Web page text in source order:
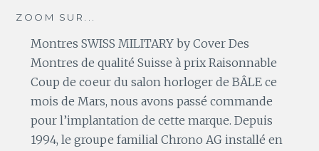
ZOOM SUR...
Montres SWISS MILITARY by Cover Des
Montres de qualité Suisse à prix Raisonnable
Coup de coeur du salon horloger de BÂLE ce
mois de Mars, nous avons passé commande
pour l’implantation de cette marque. Depuis
1994, le groupe familial Chrono AG installé en